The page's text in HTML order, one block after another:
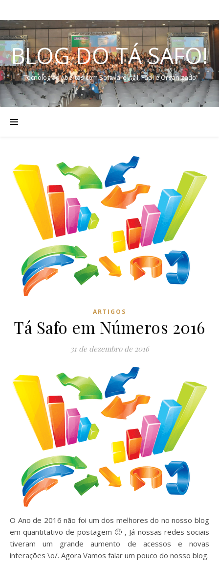
BLOG DO TÁ SAFO!
Tecnologias Abertas com Software Ágil, Fácil e Organizado
ARTIGOS
Tá Safo em Números 2016
31 de dezembro de 2016
O Ano de 2016 não foi um dos melhores do no nosso blog
em quantitativo de postagem 🙁 , Já nossas redes sociais
tiveram um grande aumento de acessos e novas
interações \o/. Agora Vamos falar um pouco do nosso blog.